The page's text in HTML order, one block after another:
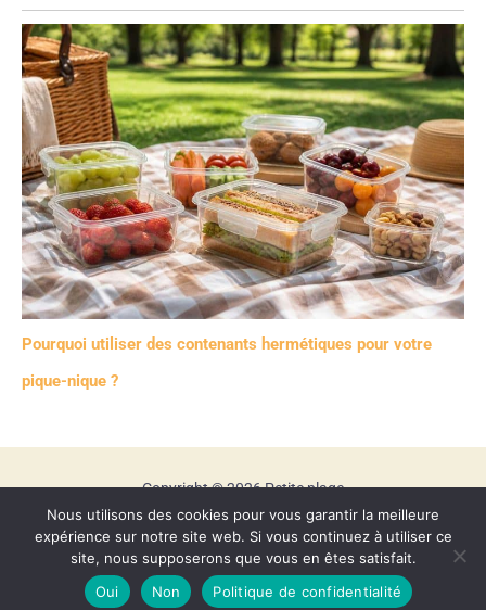
Pourquoi utiliser des contenants hermétiques pour votre
pique-nique ?
Copyright © 2026 Petite plage
Mentions légales
Contact
Politique de confidentialité
Nous utilisons des cookies pour vous garantir la meilleure
expérience sur notre site web. Si vous continuez à utiliser ce
site, nous supposerons que vous en êtes satisfait.
Oui
Non Politique de confidentialité